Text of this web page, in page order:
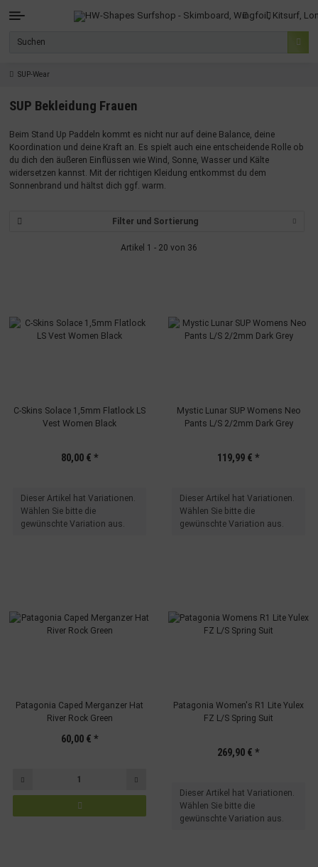
SUP-Wear
SUP Bekleidung Frauen
Beim Stand Up Paddeln kommt es nicht nur auf deine Balance, deine
Koordination und deine Kraft an. Es spielt auch eine entscheidende Rolle ob
du dich den äußeren Einflüssen wie Wind, Sonne, Wasser und Kälte
widersetzen kannst. Mit der richtigen Kleidung entkommst du dem
Sonnenbrand und hältst dich ggf. warm.
Filter und Sortierung
Artikel 1 - 20 von 36
C-Skins Solace 1,5mm Flatlock LS
Vest Women Black
80,00 € *
xDieser Artikel hat Variationen.
Wählen Sie bitte die
gewünschte Variation aus.
Mystic Lunar SUP Womens Neo
Pants L/S 2/2mm Dark Grey
119,99 € *
xDieser Artikel hat Variationen.
Wählen Sie bitte die
gewünschte Variation aus.
Patagonia Caped Merganzer Hat
River Rock Green
60,00 € *
Patagonia Women's R1 Lite Yulex
FZ L/S Spring Suit
269,90 € *
xDieser Artikel hat Variationen.
Wählen Sie bitte die
gewünschte Variation aus.